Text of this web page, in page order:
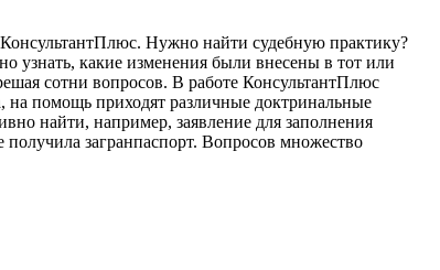
Нужно найти судебную практику?
какие изменения были внесены в тот или
сотни вопросов. В работе КонсультантПлюс
на помощь приходят различные доктринальные
найти, например, заявление для заполнения
загранпаспорт. Вопросов множество